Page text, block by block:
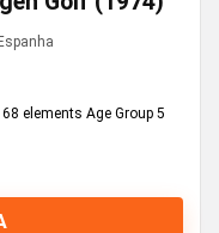
elements Age Group 5